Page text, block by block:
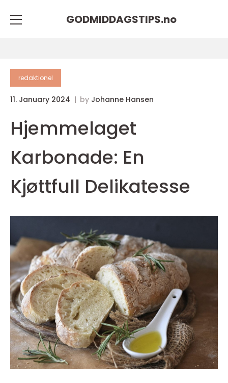
GODMIDDAGSTIPS.no
redaktionel
11. January 2024 by Johanne Hansen
Hjemmelaget
Karbonade: En
Kjøttfull Delikatesse